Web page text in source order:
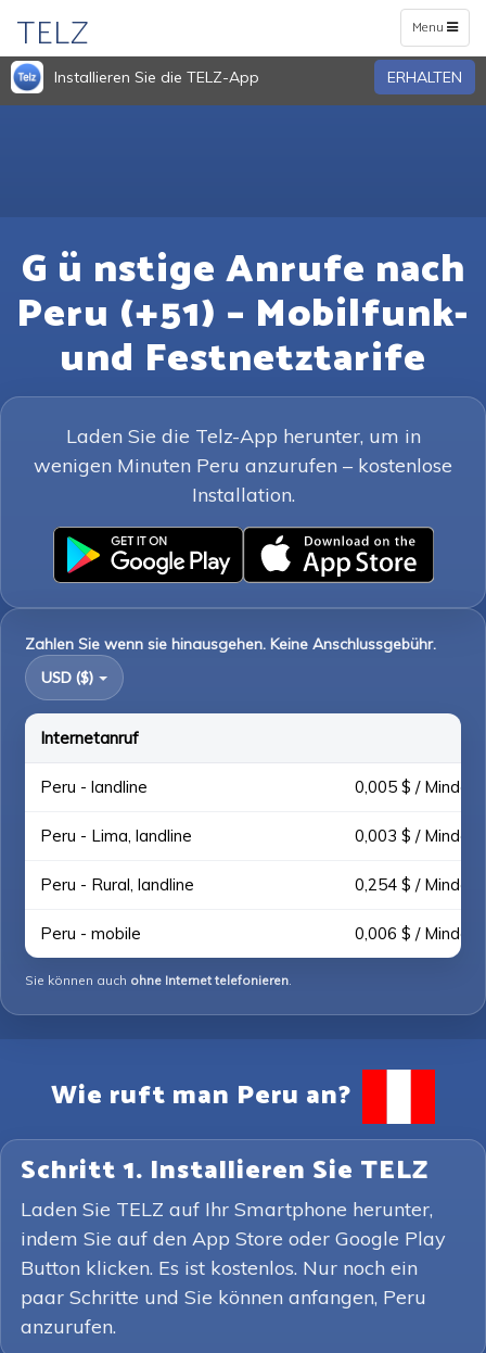
Toggle
navigation
Menu
TELZ
Installieren Sie die TELZ-App ERHALTEN
G ü nstige Anrufe nach
Peru (+51) – Mobilfunk-
und Festnetztarife
Laden Sie die Telz-App herunter, um in
wenigen Minuten Peru anzurufen – kostenlose
Installation.
Zahlen Sie wenn sie hinausgehen. Keine Anschlussgebühr.
USD ($)
Internetanruf
Peru - landline 0,005 $ /
Peru - Lima, landline 0,003 $ /
Peru - Rural, landline 0,254 $ /
Peru - mobile 0,006 $ /
Sie können auch ohne Internet telefonieren.
Wie ruft man Peru an?
Schritt 1. Installieren Sie TELZ
Laden Sie TELZ auf Ihr Smartphone herunter,
indem Sie auf den App Store oder Google Play
Button klicken. Es ist kostenlos. Nur noch ein
paar Schritte und Sie können anfangen, Peru
anzurufen.